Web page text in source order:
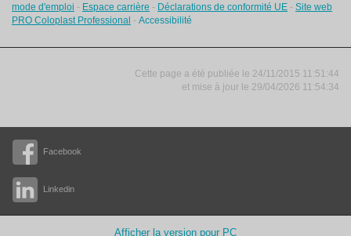
Facebook
Linkedin
mode d'emploi - Espace carrière - Déclarations de conformité UE - Site web
PRO Coloplast Professional - Accessibilité
Cette page a été publiée le 24/11/2015 11:51:44
et mise à jour le 29/04/2026 11:54:34
Afficher la version pour PC